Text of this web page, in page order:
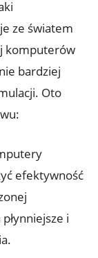
ze światem
komputerów
bardziej
Oto
efektywność
i